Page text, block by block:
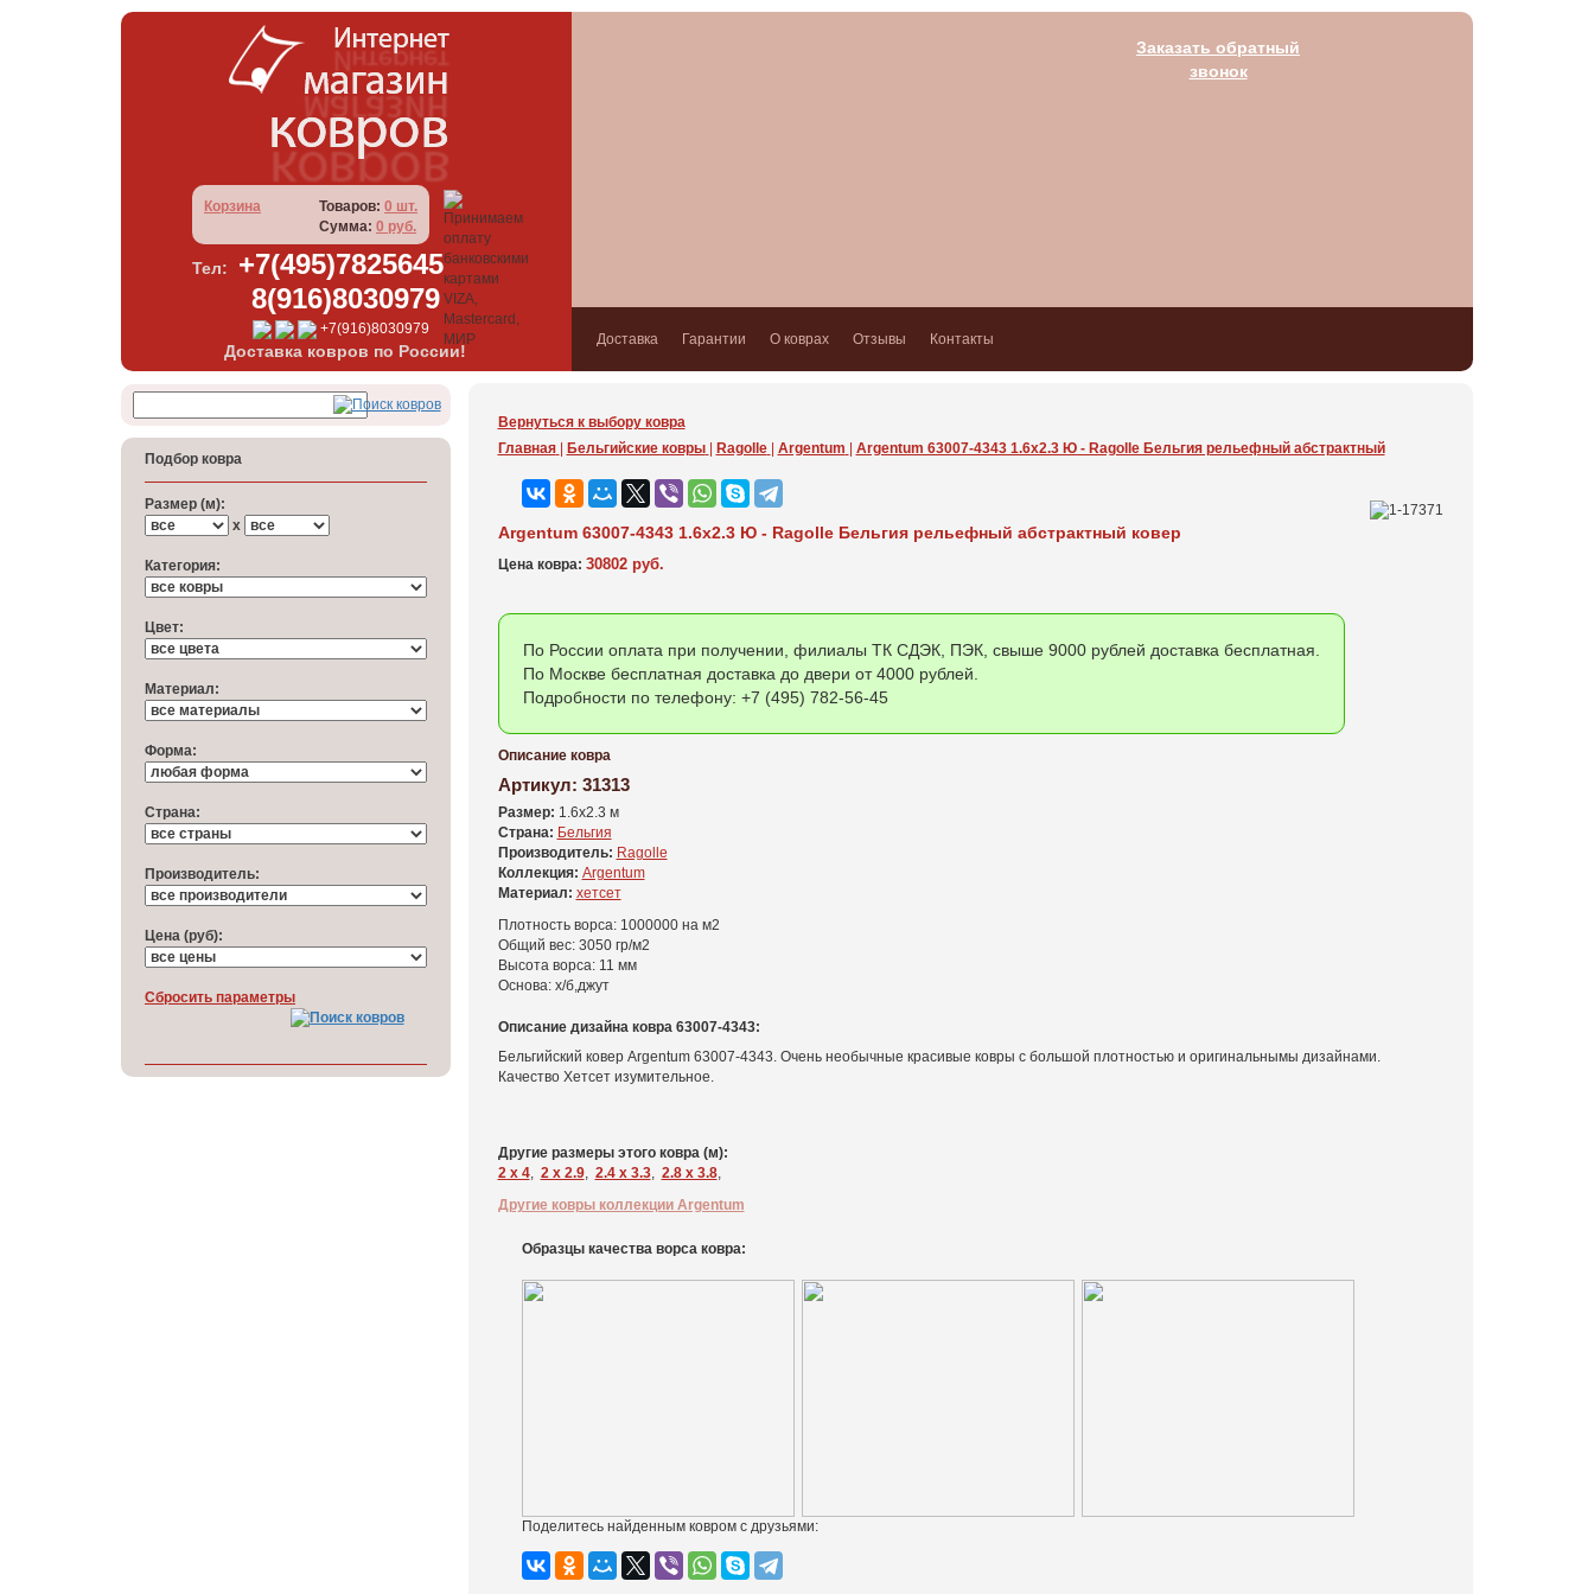
Заказать обратный
звонок
Корзина Товаров: 0 шт.
Сумма: 0 руб.
Тел:
+7(495)7825645
8(916)8030979
+7(916)8030979
Доставка ковров по России!
Доставка Гарантии О коврах Отзывы Контакты
Подбор ковра
Размер (м):
x
Категория:
Цвет:
Материал:
Форма:
Cтрана:
Производитель:
Цена (руб):
Cбросить параметры
Вернуться к выбору ковра
Главная
Бельгийские ковры Ragolle Argentum Argentum 63007-4343 1.6x2.3 Ю - Ragolle Бельгия рельефный абстрактный
Argentum 63007-4343 1.6x2.3 Ю - Ragolle Бельгия рельефный абстрактный ковер
Цена ковра: 30802 руб.
По России оплата при получении, филиалы ТК СДЭК, ПЭК, свыше 9000 рублей доставка бесплатная.
По Москве бесплатная доставка до двери от 4000 рублей.
Подробности по телефону: +7 (495) 782-56-45
Описание ковра
Артикул: 31313
Размер: 1.6x2.3 м
Страна: Бельгия
Производитель: Ragolle
Коллекция: Argentum
Материал: хетсет
Плотность ворса: 1000000 на м2
Общий вес: 3050 гр/м2
Высота ворса: 11 мм
Основа: х/б,джут
Описание дизайна ковра 63007-4343:
Бельгийский ковер Argentum 63007-4343. Очень необычные красивые ковры с большой плотностью и оригинальнымы дизайнами.
Качество Хетсет изумительное.
Другие размеры этого ковра (м):
2 x 4, 2 x 2.9, 2.4 x 3.3, 2.8 x 3.8,
Другие ковры коллекции Argentum
Образцы качества ворса ковра:
Поделитесь найденным ковром с друзьями: